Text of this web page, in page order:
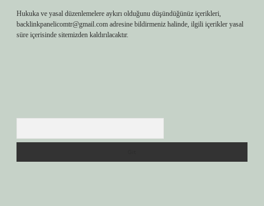
Hukuka ve yasal düzenlemelere aykırı olduğunu düşündüğünüz içerikleri,
backlinkpanelicomtr@gmail.com adresine bildirmeniz halinde, ilgili içerikler yasal
süre içerisinde sitemizden kaldırılacaktır.